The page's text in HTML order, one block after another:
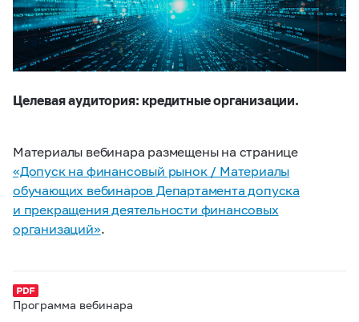
Целевая аудитория: кредитные организации.
Материалы вебинара размещены на странице
«Допуск на финансовый рынок / Материалы
обучающих вебинаров Департамента допуска
и прекращения деятельности финансовых
организаций».
Программа вебинара